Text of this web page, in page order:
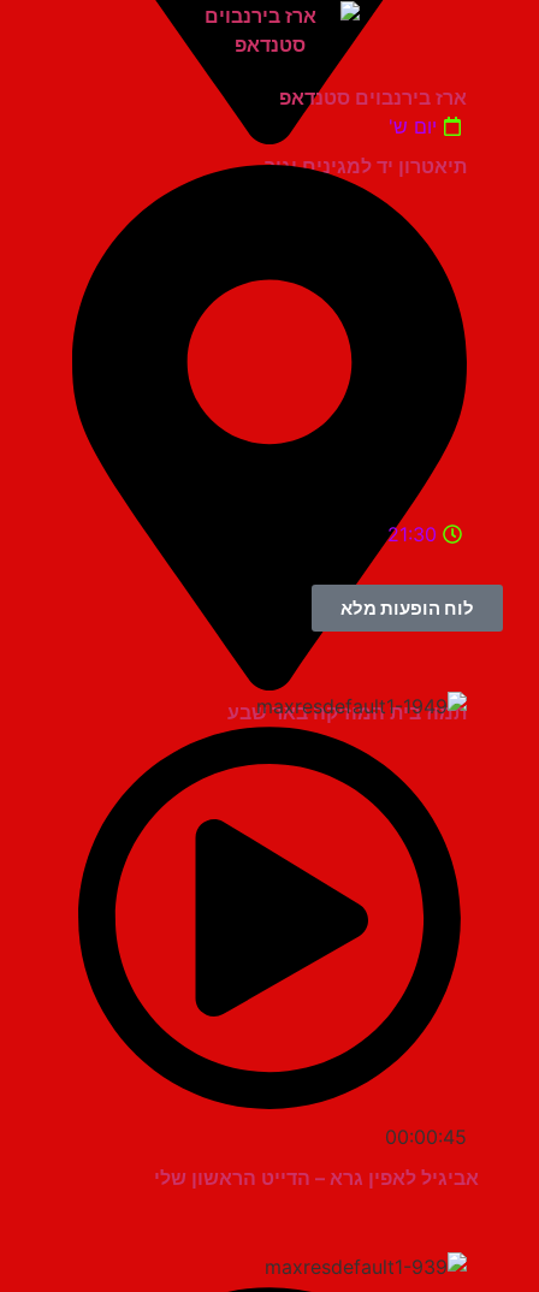
תיאטרון יד למגינים יגור
ארז בירנבוים סטנדאפ
יום ש'
תמוז בית המוזיקה באר שבע
21:30
לוח הופעות מלא
00:00:45
אביגיל לאפין גרא – הדייט הראשון שלי